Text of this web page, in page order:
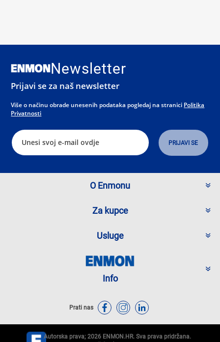
Newsletter
Prijavi se za naš newsletter
Više o načinu obrade unesenih podataka pogledaj na stranici Politika
Privatnosti
O Enmonu
Za kupce
Usluge
Info
Prati nas
Autorska prava; 2026 ENMON.HR. Sva prava pridržana.